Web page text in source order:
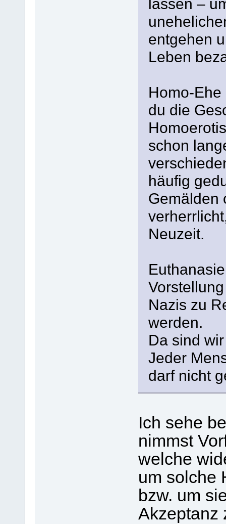
lassen –
entgehen
Leben
Homo-Ehe
du die
schon
häufig
Gemälden
Neuzeit.
Nazis zu
werden.
Da sind
Jeder
darf nicht
Ich sehe
nimmst
welche
um solche
bzw. um
Akzeptanz